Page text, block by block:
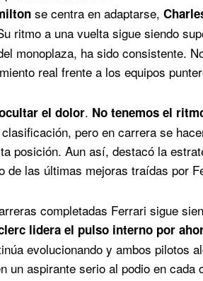
se centra en adaptarse,
ritmo a una vuelta sigue siendo
monoplaza, ha sido consistente.
real frente a los equipos
el dolor. No tenemos el
pero en carrera se
posición. Aun así, destacó la
de las últimas mejoras traídas por
completadas Ferrari sigue
lidera el pulso interno por
evolucionando y ambos pilotos
un aspirante serio al podio en